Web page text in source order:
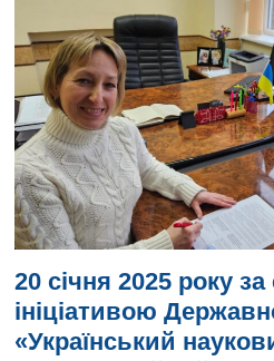
20 січня 2025 року
ініціативою
«Український